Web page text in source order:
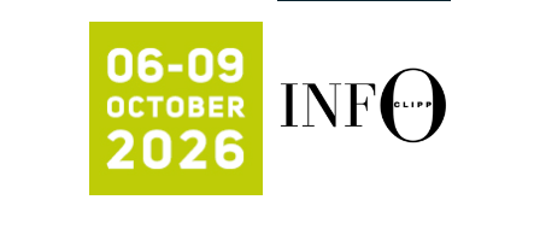
Potpuna efikasnost bez složenih
sistema
Trajna oznaka kao dugoročna korist
Bezbednost na prvom mestu!
IB BLUMENAUER - više od 40 godina
poverenja u industriji